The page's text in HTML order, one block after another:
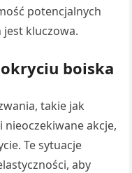
potencjalnych
kluczowa.
boiska
takie jak
nieoczekiwane akcje,
Te sytuacje
aby